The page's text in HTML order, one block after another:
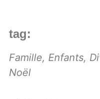
tag:
Famille, Enfants,
Noël